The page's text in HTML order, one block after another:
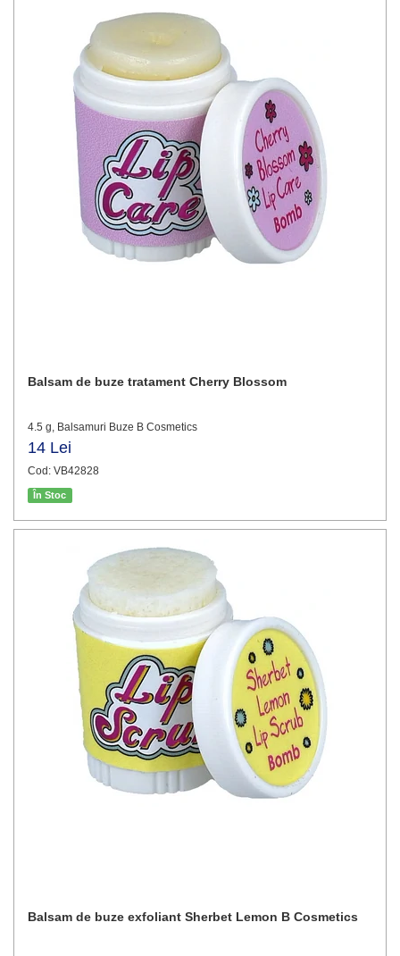
Balsam de buze tratament Cherry Blossom
4.5 g, Balsamuri Buze B Cosmetics
14 Lei
Cod: VB42828
În Stoc
Balsam de buze exfoliant Sherbet Lemon B Cosmetics